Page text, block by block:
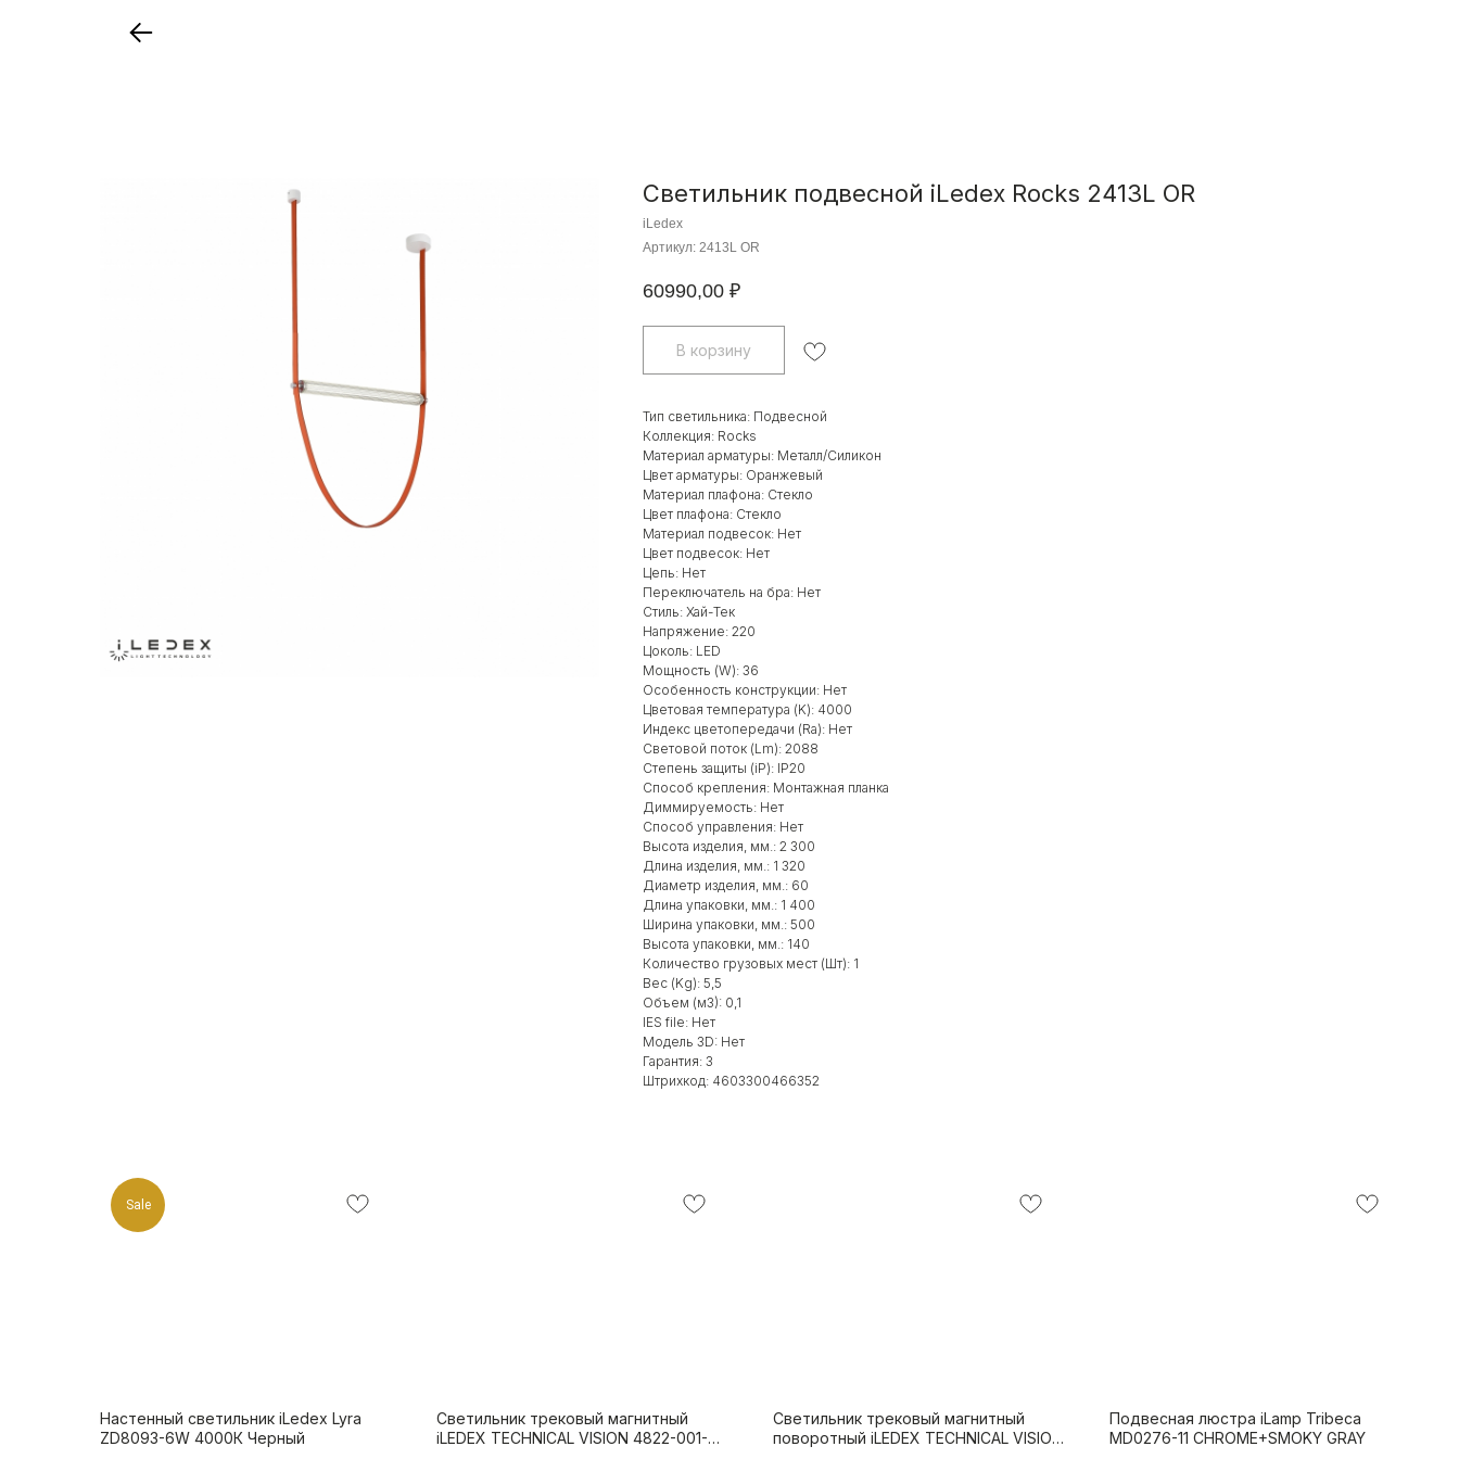
Светильник подвесной iLedex Rocks 2413L OR
iLedex
Артикул: 2413L OR
60990,00 ₽
В корзину
Тип светильника: Подвесной
Коллекция: Rocks
Материал арматуры: Металл/Силикон
Цвет арматуры: Оранжевый
Материал плафона: Стекло
Цвет плафона: Стекло
Материал подвесок: Нет
Цвет подвесок: Нет
Цепь: Нет
Переключатель на бра: Нет
Стиль: Хай-Тек
Напряжение: 220
Цоколь: LED
Мощность (W): 36
Особенность конструкции: Нет
Цветовая температура (K): 4000
Индекс цветопередачи (Ra): Нет
Световой поток (Lm): 2088
Степень защиты (iP): IP20
Способ крепления: Монтажная планка
Диммируемость: Нет
Способ управления: Нет
Высота изделия, мм.: 2 300
Длина изделия, мм.: 1 320
Диаметр изделия, мм.: 60
Длина упаковки, мм.: 1 400
Ширина упаковки, мм.: 500
Высота упаковки, мм.: 140
Количество грузовых мест (Шт): 1
Вес (Kg): 5,5
Объем (м3): 0,1
IES file: Нет
Модель 3D: Нет
Гарантия: 3
Штрихкод: 4603300466352
Sale
Настенный светильник iLedex Lyra
ZD8093-6W 4000К Черный
Светильник трековый магнитный
iLEDEX TECHNICAL VISION 4822-001-
Светильник трековый магнитный
поворотный iLEDEX TECHNICAL VISION
Подвесная люстра iLamp Tribeca
MD0276-11 CHROME+SMOKY GRAY